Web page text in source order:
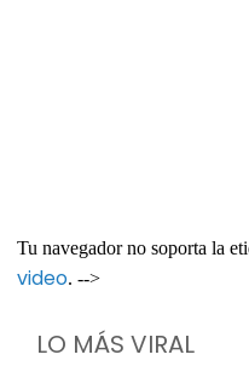
Tu navegador no soporta la
video. -->
LO MÁS VIRAL